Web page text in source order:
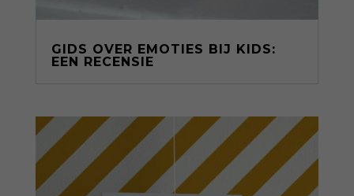
GIDS OVER EMOTIES BIJ KIDS:
EEN RECENSIE